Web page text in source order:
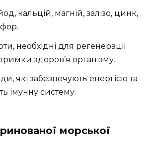
кальцій, магній, залізо, цинк,
необхідні для регенерації
здоров’я організму.
які забезпечують енергією та
імунну систему.
морської